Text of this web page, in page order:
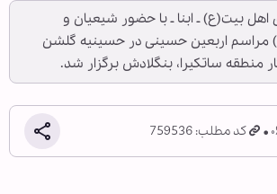
اهل بیت(ع) ـ ابنا ـ با حضور شیعیان و
مراسم اربعین حسینی در حسینیه گلشن
منطقه ساتکیرا، بنگلادش برگزار شد.
کد مطلب: 759536